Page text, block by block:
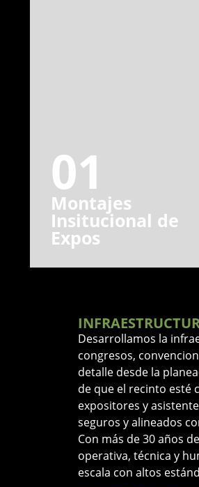
01
Montajes
Insitucional de
Expos
Desarrollamos la
congresos,
detalle desde la
de que el recinto esté
expositores y
seguros y alineados
Con más de 30 años
operativa, técnica y
escala con altos